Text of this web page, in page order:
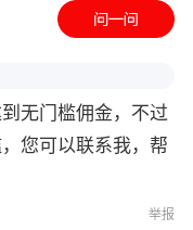
无门槛佣金，不过
您可以联系我，帮
举报